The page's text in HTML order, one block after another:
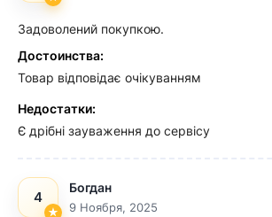
Задоволений покупкою.
Достоинства:
Товар відповідає очікуванням
Недостатки:
Є дрібні зауваження до сервісу
4
Богдан
9 Ноября, 2025